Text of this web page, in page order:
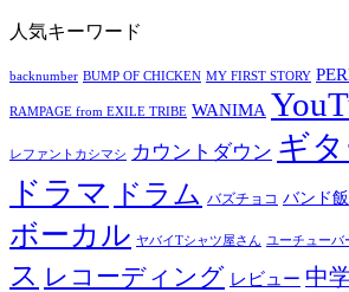
人気キーワード
backnumber BUMP OF CHICKEN MY FIRST STORY
RAMPAGE from EXILE TRIBE WANIMA
レファントカシマシ カウントダウン ギ
ドラマ ドラム バズチョコ バンド飯
ボーカル ヤバイTシャツ屋さん ユーチューバ
ス レコーディング レビュー 中